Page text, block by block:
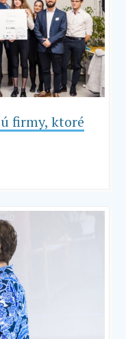
firmy, ktoré